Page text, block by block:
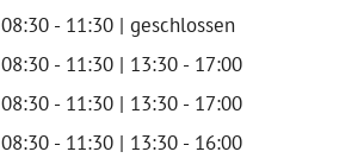
08:30 - 11:30 | geschlossen
08:30 - 11:30 | 13:30 - 17:00
08:30 - 11:30 | 13:30 - 17:00
08:30 - 11:30 | 13:30 - 16:00